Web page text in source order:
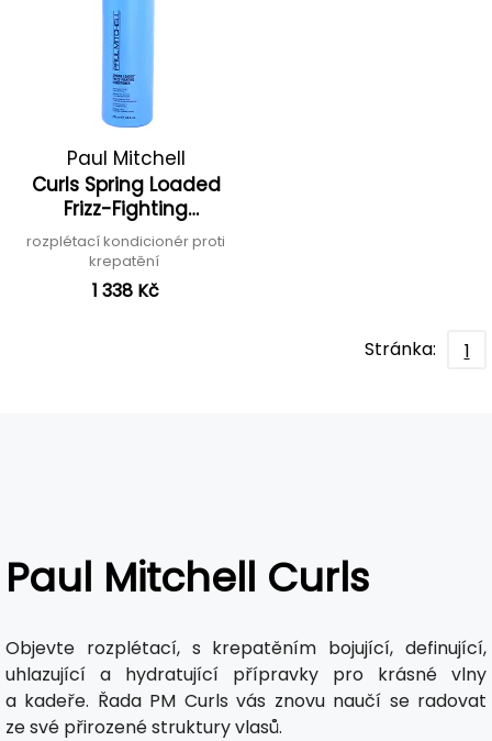
Paul Mitchell
Curls Spring Loaded
Frizz-Fighting
Conditioner
rozplétací kondicionér proti
krepatění
1 338 Kč
Stránka: 1
Paul Mitchell Curls
Objevte rozplétací, s krepatěním bojující, definující,
uhlazující a hydratující přípravky pro krásné vlny
a kadeře. Řada PM Curls vás znovu naučí se radovat
ze své přirozené struktury vlasů.